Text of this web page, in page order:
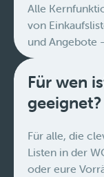
Alle
von
und Angebote
Für wen
geeignet?
Für alle, die
Listen in der
oder eure